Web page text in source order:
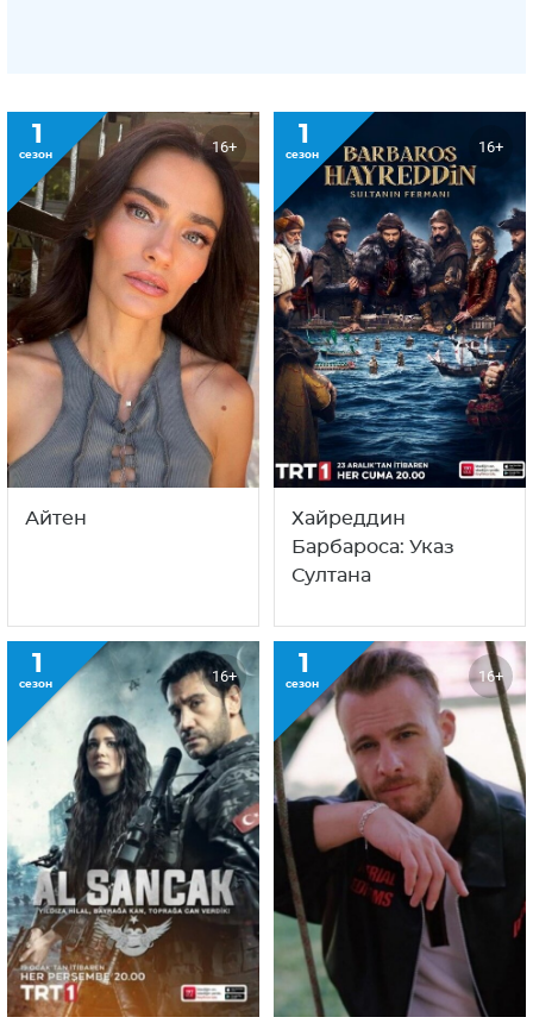
1
сезон 16+
Айтен
1
сезон 16+
Хайреддин
Барбароса: Указ
Султана
1
сезон 16+ 1
сезон 16+